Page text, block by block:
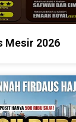
Mesir 2026